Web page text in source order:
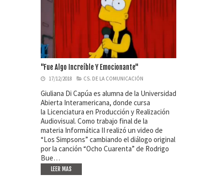
"Fue Algo Increíble Y Emocionante"
17/12/2018 CS. DE LA COMUNICACIÓN
Giuliana Di Capúa es alumna de la Universidad
Abierta Interamericana, donde cursa
la Licenciatura en Producción y Realización
Audiovisual. Como trabajo final de la
materia Informática II realizó un video de
“Los Simpsons” cambiando el diálogo original
por la canción “Ocho Cuarenta” de Rodrigo
Bue…
LEER MAS